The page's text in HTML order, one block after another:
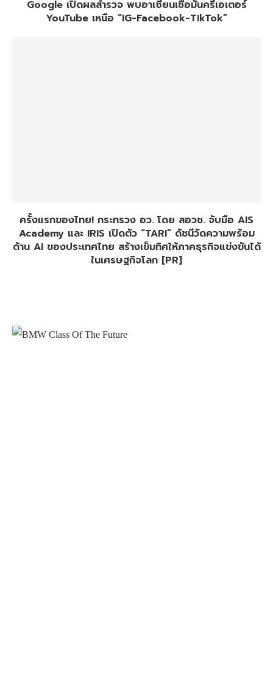
Google เปิดผลสำรวจ พบอาเซียนเชื่อมั่นครีเอเตอร์
YouTube เหนือ “IG-Facebook-TikTok”
ครั้งแรกของไทย! กระทรวง อว. โดย สอวช. จับมือ AIS
Academy และ IRIS เปิดตัว “TARI” ดัชนีวัดความพร้อม
ด้าน AI ของประเทศไทย สร้างเข็มทิศให้ภาคธุรกิจแข่งขันได้
ในเศรษฐกิจโลก [PR]